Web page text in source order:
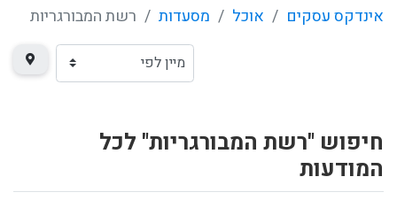
אינדקס עסקים אוכל מסעדות רשת המבורגריות
חיפוש "רשת המבורגריות" לכל
המודעות